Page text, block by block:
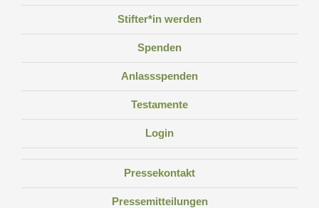
Stifter*in werden
Spenden
Anlassspenden
Testamente
Login
Pressekontakt
Pressemitteilungen